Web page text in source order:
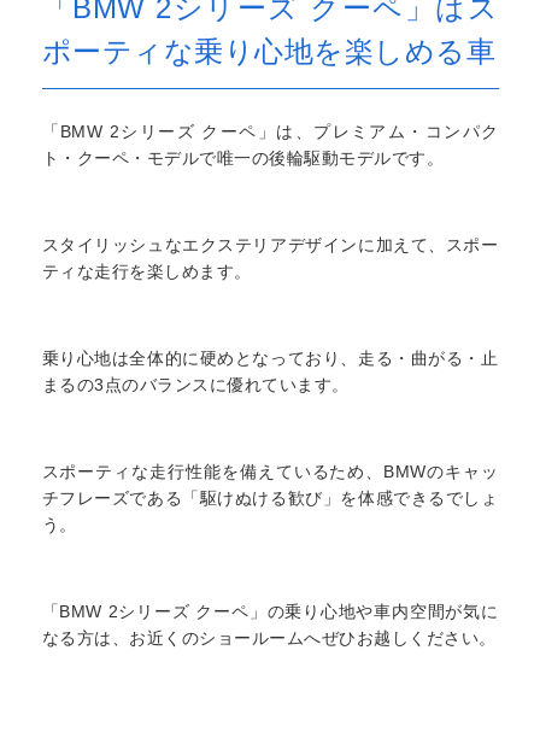
「BMW 2シリーズ クーペ」はス
ポーティな乗り心地を楽しめる車
「BMW 2シリーズ クーペ」は、プレミアム・コンパク
ト・クーペ・モデルで唯一の後輪駆動モデルです。
スタイリッシュなエクステリアデザインに加えて、スポー
ティな走行を楽しめます。
乗り心地は全体的に硬めとなっており、走る・曲がる・止
まるの3点のバランスに優れています。
スポーティな走行性能を備えているため、BMWのキャッ
チフレーズである「駆けぬける歓び」を体感できるでしょ
う。
「BMW 2シリーズ クーペ」の乗り心地や車内空間が気に
なる方は、お近くのショールームへぜひお越しください。